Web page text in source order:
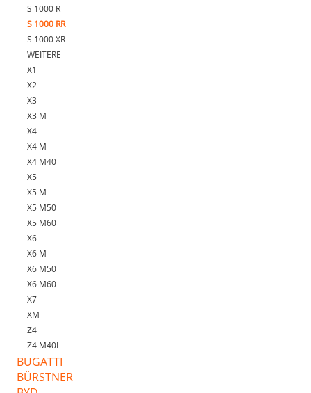
S 1000 R
S 1000 RR
S 1000 XR
WEITERE
X1
X2
X3
X3 M
X4
X4 M
X4 M40
X5
X5 M
X5 M50
X5 M60
X6
X6 M
X6 M50
X6 M60
X7
XM
Z4
Z4 M40I
BUGATTI
BÜRSTNER